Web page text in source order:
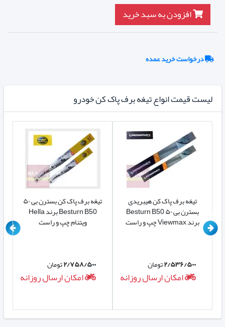
افزودن به سبد خرید
درخواست خرید عمده
لیست قیمت انواع تیغه برف پاک کن خودرو
تیغه برف پاک کن بسترن بی ۵۰
Besturn B50 برند Hella
ویتنام چپ و راست
۲/۷۵۸/۵۰۰تومان
امکان ارسال روزانه
تیغه برف پاک کن هیبریدی
بسترن بی ۵۰ Besturn B50
برند Viewmax چپ و راست
۲/۵۳۶/۵۰۰تومان
امکان ارسال روزانه